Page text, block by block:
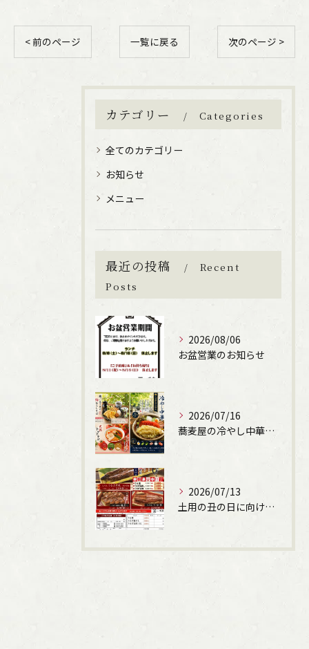
< 前のページ 一覧に戻る 次のページ >
カテゴリー Categories
全てのカテゴリー
お知らせ
メニュー
最近の投稿
Recent
Posts
2026/08/06
お盆営業のお知らせ
2026/07/16
蕎麦屋の冷やし中華始まります！（文楽姫路駅南店）
2026/07/13
土用の丑の日に向けて、うなぎの申込受付しています。
ご購入はこちら